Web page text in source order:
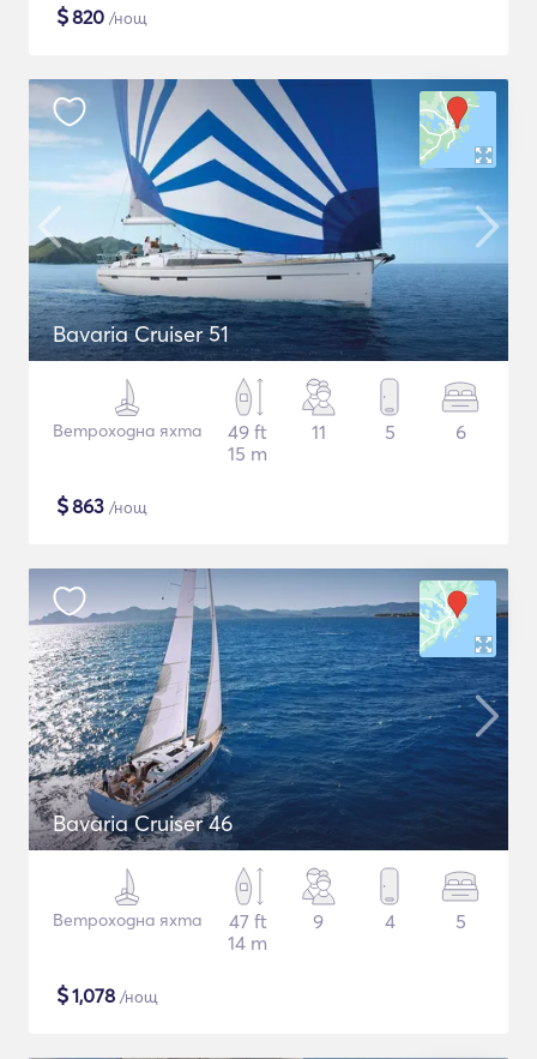
$820 /нощ
Bavaria Cruiser 51
Ветроходна яхта
49 ft
15 m
11 5 6
$863 /нощ
Bavaria Cruiser 46
Ветроходна яхта
47 ft
14 m
9 4 5
$1,078 /нощ